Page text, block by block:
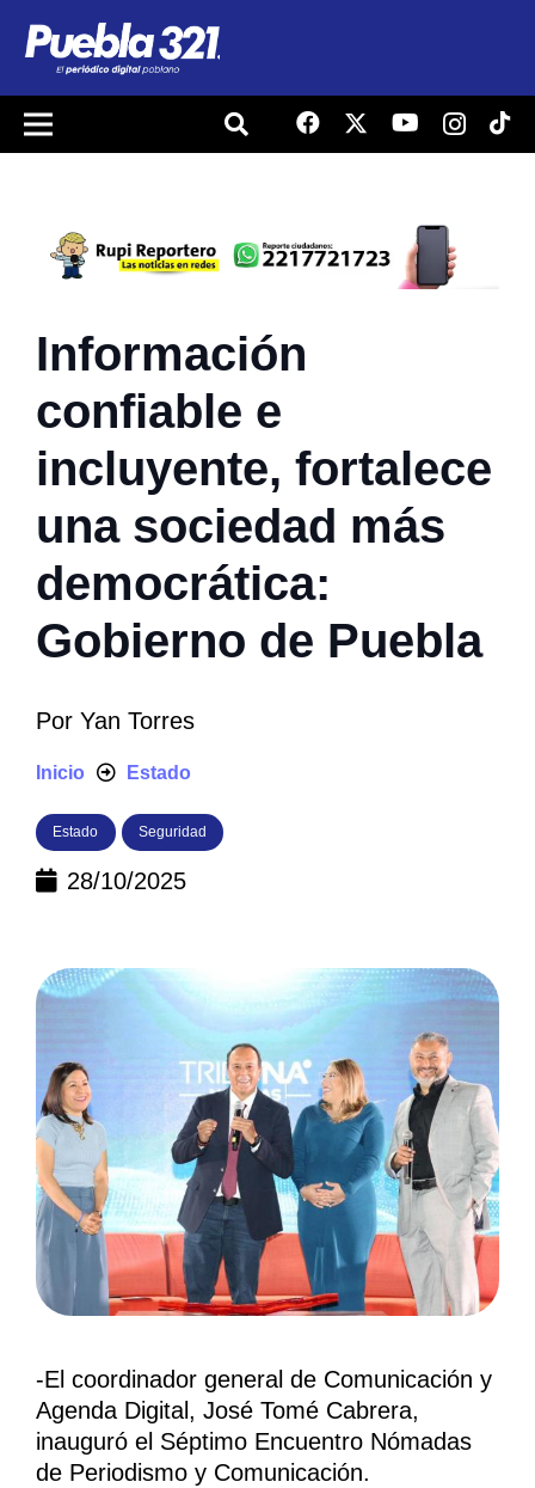
Información
confiable e
incluyente, fortalece
una sociedad más
democrática:
Gobierno de Puebla
Por Yan Torres
Inicio Estado
Estado Seguridad
28/10/2025
-El coordinador general de Comunicación y
Agenda Digital, José Tomé Cabrera,
inauguró el Séptimo Encuentro Nómadas
de Periodismo y Comunicación.